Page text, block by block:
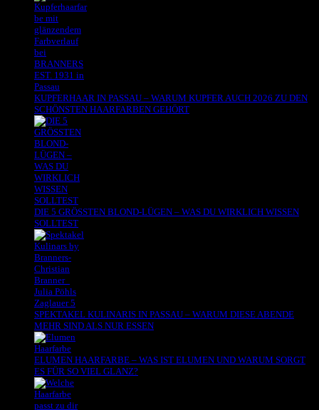
KUPFERHAAR IN PASSAU – WARUM KUPFER AUCH 2026 ZU DEN
SCHÖNSTEN HAARFARBEN GEHÖRT
DIE 5 GRÖSSTEN BLOND-LÜGEN – WAS DU WIRKLICH WISSEN
SOLLTEST
SPEKTAKEL KULINARIS IN PASSAU – WARUM DIESE ABENDE
MEHR SIND ALS NUR ESSEN
ELUMEN HAARFARBE – WAS IST ELUMEN UND WARUM SORGT
ES FÜR SO VIEL GLANZ?